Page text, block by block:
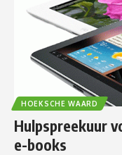
HOEKSCHE WAARD
Hulpspreekuur
e-books